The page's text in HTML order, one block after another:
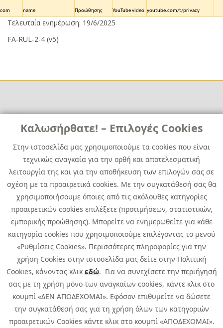
Καλωσήρθατε! – Επιλογές Cookies
Στην ιστοσελίδα μας χρησιμοποιούμε τα cookies που είναι
τεχνικώς αναγκαία για την ορθή και αποτελεσματική
λειτουργία της και για την αποθήκευση των επιλογών σας σε
σχέση με τα προαιρετικά cookies. Με την συγκατάθεσή σας θα
χρησιμοποιήσουμε όποιες από τις ακόλουθες κατηγορίες
προαιρετικών cookies επιλέξετε (προτιμήσεων, στατιστικών,
εμπορικής προώθησης). Μπορείτε να ενημερωθείτε για κάθε
κατηγορία cookies που χρησιμοποιούμε επιλέγοντας το μενού
«Ρυθμίσεις Cookies». Περισσότερες πληροφορίες για την
χρήση Cookies στην ιστοσελίδα μας δείτε στην Πολιτική
Cookies, κάνοντας κλικ εδώ. Για να συνεχίσετε την περιήγησή
σας με τη χρήση μόνο των αναγκαίων cookies, κάντε κλικ στο
κουμπί «ΔΕΝ ΑΠΟΔΕΧΟΜΑΙ». Εφόσον επιθυμείτε να δώσετε
την συγκατάθεσή σας για τη χρήση όλων των κατηγοριών
προαιρετικών Cookies κάντε κλικ στο κουμπί «ΑΠΟΔΕΧΟΜΑΙ».
name Προώθησης YouTube video youtube.com/t/privacy
Τελευταία ενημέρωση: 19/6/2025
FA-RUL-2-4 (v5)
Χρήσιμα
Χρήσιμα
Επικοινωνία
Media Kit
Καριέρα
Όμιλος Quest
Site Map